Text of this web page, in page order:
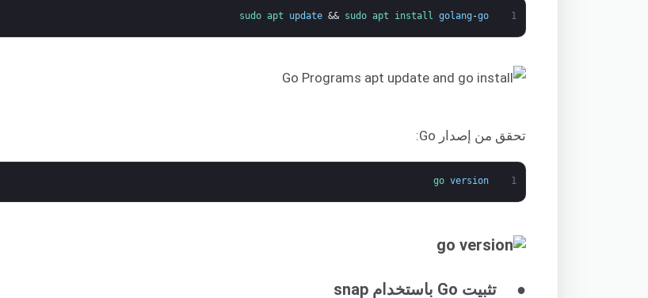
1
sudo apt update && sudo apt install golang -go
تحقق من إصدار Go:
1
go version
● تثبيت Go باستخدام snap